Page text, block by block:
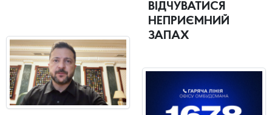
ВІДЧУВАТИСЯ
НЕПРИЄМНИЙ
ЗАПАХ